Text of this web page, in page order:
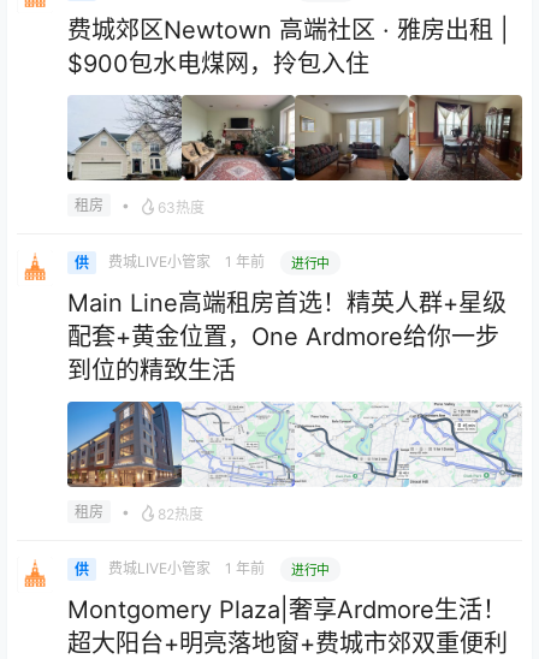
费城郊区Newtown 高端社区 · 雅房出租 |
$900包水电煤网，拎包入住
租房 • 63热度
供 费城LIVE小管家 1 年前 进行中
Main Line高端租房首选！精英人群+星级
配套+黄金位置，One Ardmore给你一步
到位的精致生活
租房 • 82热度
供 费城LIVE小管家 1 年前 进行中
Montgomery Plaza|奢享Ardmore生活！
超大阳台+明亮落地窗+费城市郊双重便利